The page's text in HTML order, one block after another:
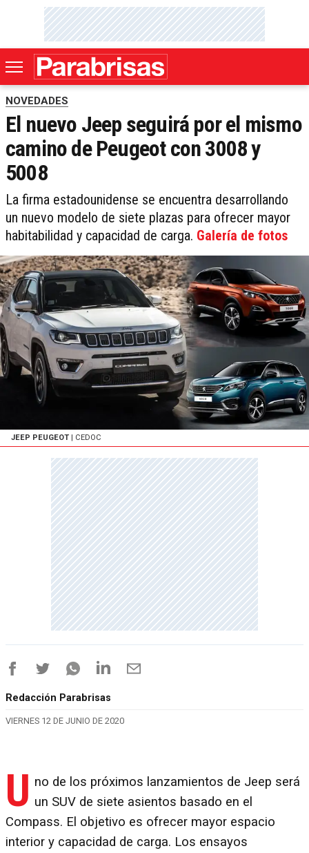
NOVEDADES
El nuevo Jeep seguirá por el mismo
camino de Peugeot con 3008 y
5008
La firma estadounidense se encuentra desarrollando
un nuevo modelo de siete plazas para ofrecer mayor
habitabilidad y capacidad de carga. Galería de fotos
JEEP PEUGEOT | CEDOC
Redacción Parabrisas
VIERNES 12 DE JUNIO DE 2020
U no de los próximos lanzamientos de Jeep será
un SUV de siete asientos basado en el
Compass. El objetivo es ofrecer mayor espacio
interior y capacidad de carga. Los ensayos